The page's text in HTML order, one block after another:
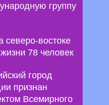
группу
северо-востоке
78 человек
город
признан
Всемирного